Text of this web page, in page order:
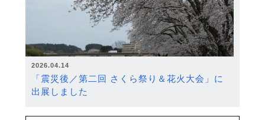
2026.04.14
「震災後／第二回 さくら祭り＆花火大会」に
出展しました